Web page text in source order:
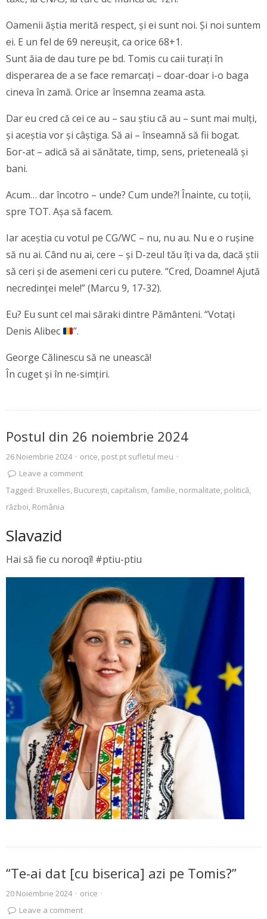
Oamenii ăștia merită respect, și ei sunt noi. Și noi suntem
ei. E un fel de 69 nereușit, ca orice 68+1.
Sunt ăia de dau ture pe bd. Tomis cu caii turați în
disperarea de a se face remarcați – doar-doar i-o baga
cineva în zamă. Orice ar însemna zeama asta.
Dar eu cred că cei ce au – sau știu că au – sunt mai mulți,
și aceștia vor și câștiga. Să ai – înseamnă să fii bogat.
Бог-at – adică să ai sănătate, timp, sens, prieteneală și
bani.
Acum… dar încotro – unde? Cum unde?! Înainte, cu toții,
spre TOT. Așa să facem.
Iar aceștia cu votul pe CG/WC – nu, nu au. Nu e o rușine
să nu ai. Când nu ai, cere – și D-zeul tău îți va da, dacă știi
să ceri și de asemeni ceri cu putere. “Cred, Doamne! Ajută
necredinței mele!” (Marcu 9, 17-32).
Eu? Eu sunt cel mai săraki dintre Pământeni. “Votați
Denis Alibec
”.
George Călinescu să ne unească!
În cuget și în ne-simțiri.
Postul din 26 noiembrie 2024
26 Noiembrie 2024 · orice, post pt sufletul meu ·
Leave a comment
Tagged: Bruxelles, Bucureşti, capitalism, familie, normalitate, politică,
război, România
Slavazid
Hai să fie cu noroqî! #ptiu-ptiu
“Te-ai dat [cu biserica] azi pe Tomis?”
20 Noiembrie 2024 · orice ·
Leave a comment